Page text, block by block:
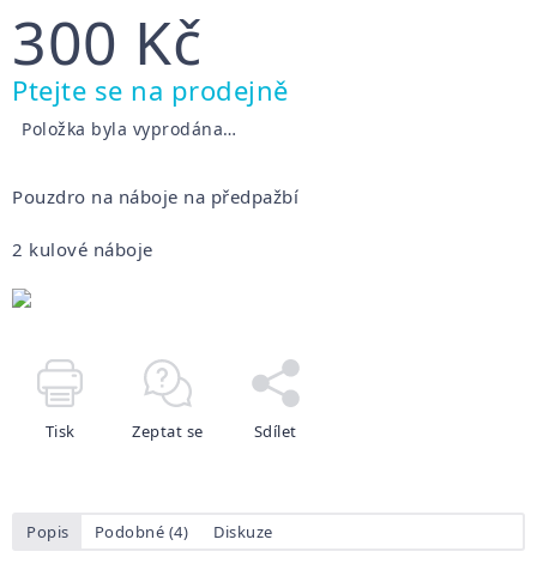
300 Kč
Měrná
cena:
Ptejte se na prodejně
Položka byla vyprodána…
Pouzdro na náboje na předpažbí
2 kulové náboje
Tisk Zeptat se Sdílet
Popis Podobné (4) Diskuze